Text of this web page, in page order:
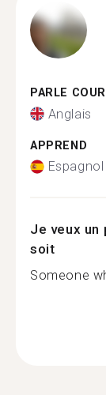
PARLE
Anglais
APPREND
Espagnol
Je veux un
soit
Someone